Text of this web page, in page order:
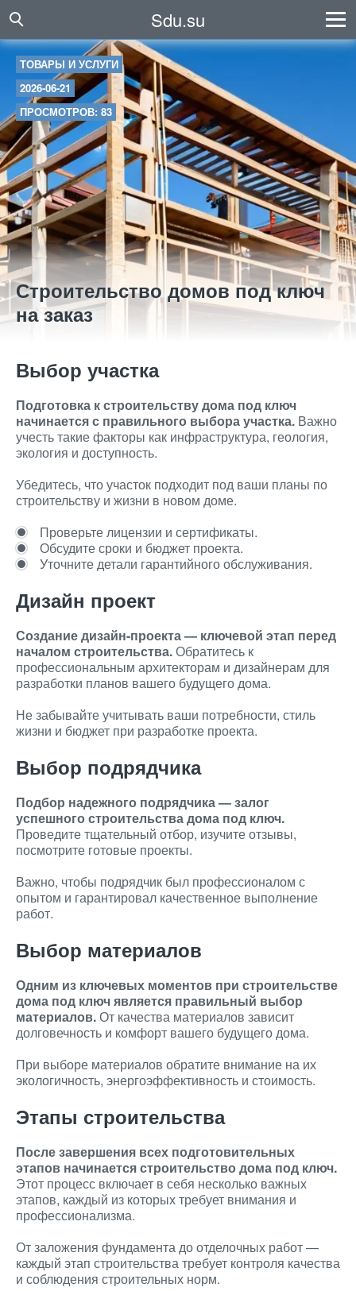
Sdu.su
ТОВАРЫ И УСЛУГИ
2026-06-21
ПРОСМОТРОВ: 83
Строительство домов под ключ
на заказ
Выбор участка
Подготовка к строительству дома под ключ
начинается с правильного выбора участка. Важно
учесть такие факторы как инфраструктура, геология,
экология и доступность.
Убедитесь, что участок подходит под ваши планы по
строительству и жизни в новом доме.
Проверьте лицензии и сертификаты.
Обсудите сроки и бюджет проекта.
Уточните детали гарантийного обслуживания.
Дизайн проект
Создание дизайн-проекта — ключевой этап перед
началом строительства.Обратитесь к
профессиональным архитекторам и дизайнерам для
разработки планов вашего будущего дома.
Не забывайте учитывать ваши потребности, стиль
жизни и бюджет при разработке проекта.
Выбор подрядчика
Подбор надежного подрядчика — залог
успешного строительства дома под ключ.
Проведите тщательный отбор, изучите отзывы,
посмотрите готовые проекты.
Важно, чтобы подрядчик был профессионалом с
опытом и гарантировал качественное выполнение
работ.
Выбор материалов
Одним из ключевых моментов при строительстве
дома под ключ является правильный выбор
материалов.От качества материалов зависит
долговечность и комфорт вашего будущего дома.
При выборе материалов обратите внимание на их
экологичность, энергоэффективность и стоимость.
Этапы строительства
После завершения всех подготовительных
этапов начинается строительство дома под ключ.
Этот процесс включает в себя несколько важных
этапов, каждый из которых требует внимания и
профессионализма.
От заложения фундамента до отделочных работ —
каждый этап строительства требует контроля качества
и соблюдения строительных норм.